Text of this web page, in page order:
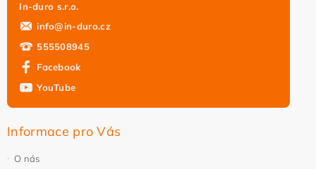
In-duro s.r.o.
info@in-duro.cz
555508945
Facebook
YouTube
Informace pro Vás
O nás